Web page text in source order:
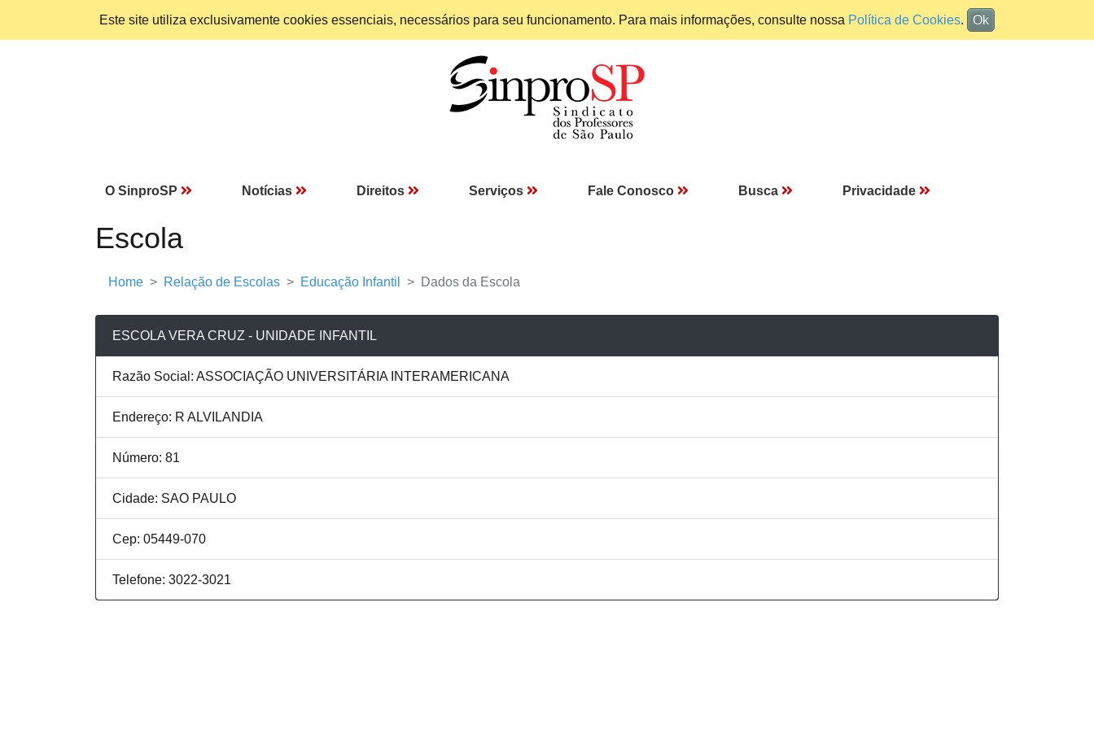
Este site utiliza exclusivamente cookies essenciais, necessários para seu funcionamento. Para mais informações, consulte nossa Política de Cookies. Ok
O SinproSP Notícias Direitos Serviços Fale Conosco Busca Privacidade
Escola
Home Relação de Escolas Educação Infantil Dados da Escola
ESCOLA VERA CRUZ - UNIDADE INFANTIL
Razão Social: ASSOCIAÇÃO UNIVERSITÁRIA INTERAMERICANA
Endereço: R ALVILANDIA
Número: 81
Cidade: SAO PAULO
Cep: 05449-070
Telefone: 3022-3021